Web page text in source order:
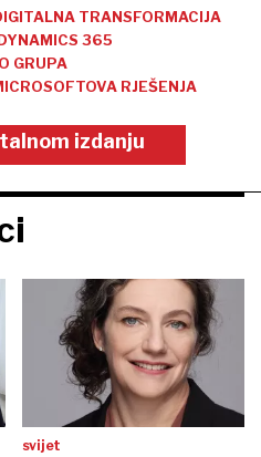
TRANSFORMACIJA
365
GRUPA
RJEŠENJA
izdanju
svijet